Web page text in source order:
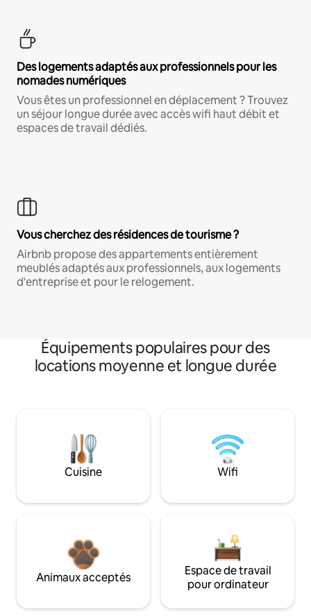
Des logements adaptés aux professionnels pour les
nomades numériques
Vous êtes un professionnel en déplacement ? Trouvez
un séjour longue durée avec accès wifi haut débit et
espaces de travail dédiés.
Vous cherchez des résidences de tourisme ?
Airbnb propose des appartements entièrement
meublés adaptés aux professionnels, aux logements
d'entreprise et pour le relogement.
Équipements populaires pour des
locations moyenne et longue durée
Cuisine Wifi
Animaux acceptés
Espace de travail
pour ordinateur